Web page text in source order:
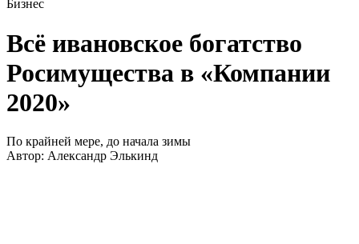
Бизнес
Всё ивановское богатство
Росимущества в «Компании
2020»
По крайней мере, до начала зимы
Автор: Александр Элькинд